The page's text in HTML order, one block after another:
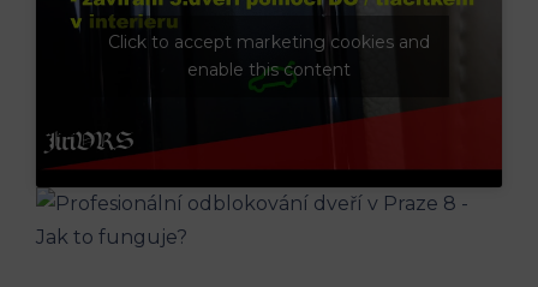
Click to accept marketing cookies and
enable this content